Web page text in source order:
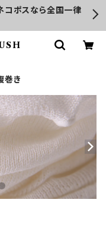
ポスなら全国一律
巻き